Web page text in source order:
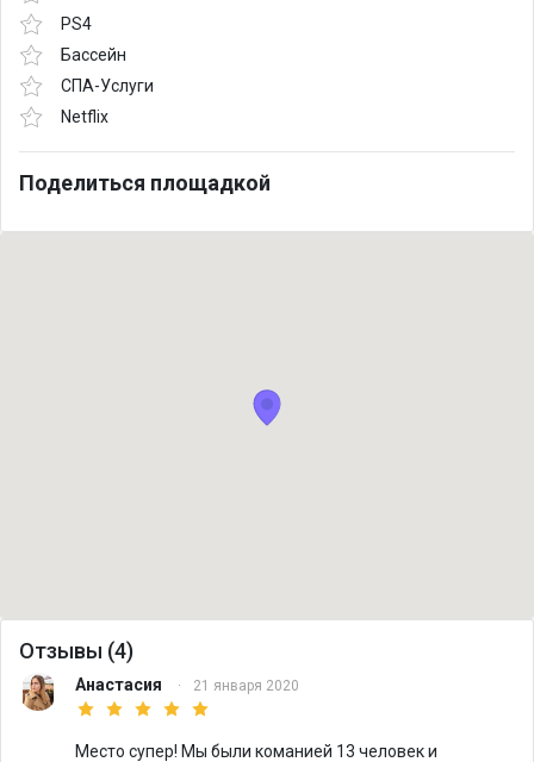
PS4
Бассейн
СПА-Услуги
Netflix
Поделиться площадкой
Отзывы (4)
Анастасия · 21 января 2020
Место супер! Мы были команией 13 человек и